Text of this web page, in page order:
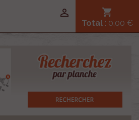
shopping_cart
Total : 0,00 €
